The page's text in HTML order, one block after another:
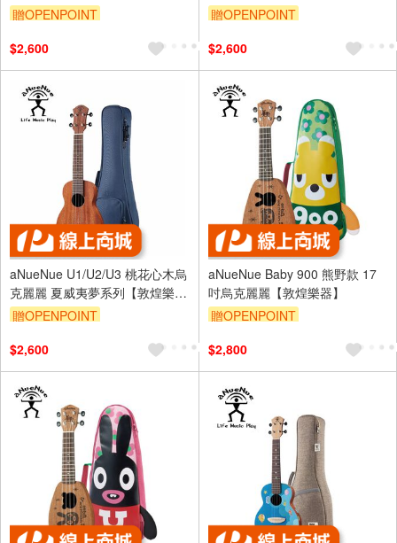
贈OPENPOINT
$2,600
贈OPENPOINT
$2,600
aNueNue U1/U2/U3 桃花心木烏
克麗麗 夏威夷夢系列【敦煌樂
器】
贈OPENPOINT
$2,600
aNueNue Baby 900 熊野款 17
吋烏克麗麗【敦煌樂器】
贈OPENPOINT
$2,800